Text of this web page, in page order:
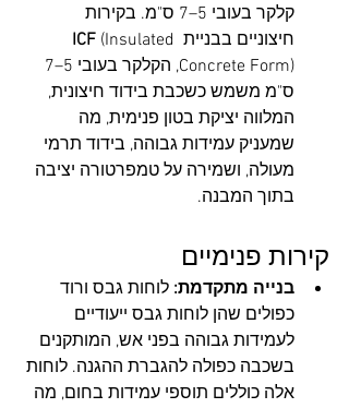
קלקר בעובי 5–7 ס"מ. בקירות
חיצוניים בבניית
ICF (Insulated
ס"מ משמש כשכבת בידוד חיצונית,
המלווה יציקת בטון פנימית, מה
שמעניק עמידות גבוהה, בידוד תרמי
מעולה, ושמירה על טמפרטורה יציבה
בתוך המבנה.
קירות פנימיים
בנייה מתקדמת: לוחות גבס ורוד
כפולים שהן לוחות גבס ייעודיים
לעמידות גבוהה בפני אש, המותקנים
בשכבה כפולה להגברת ההגנה. לוחות
אלה כוללים תוספי עמידות בחום, מה